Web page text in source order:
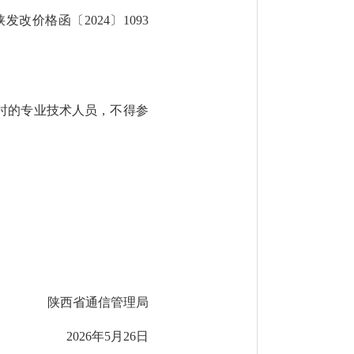
改价格函〔 2024〕1093
的专业技术人员，不得参
通信管理局
6年5月 26日